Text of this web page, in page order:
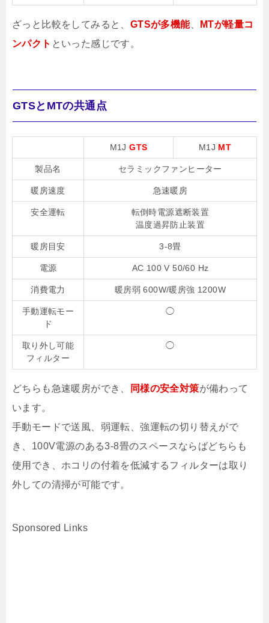
ざっと比較をしてみると、 GTSが多機能、
MTが軽量コ
ンパクト といった感じです。
GTSとMTの共通点
M1JGTS M1J MT
製品名 セラミックファンヒーター
暖房速度 急速暖房
安全運転
転倒時電源遮断装置
温度過昇防止装置
暖房目安 3-8畳
電源 AC 100 V 50/60 Hz
消費電力 暖房弱 600W/暖房強 1200W
手動運転モー
ド
◯
取り外し可能
フィルター
◯
どちらも急速暖房ができ、 同様の安全対策が備わって
います。
手動モードで送風、弱運転、強運転の切り替えがで
き、100V電源のある3-8畳のスペースならばどちらも
使用でき、ホコリの付着を低減するフィルターは取り
外しての清掃が可能です。
Sponsored Links